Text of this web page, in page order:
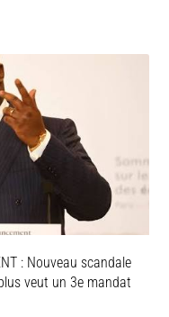
: Nouveau scandale
veut un 3e mandat